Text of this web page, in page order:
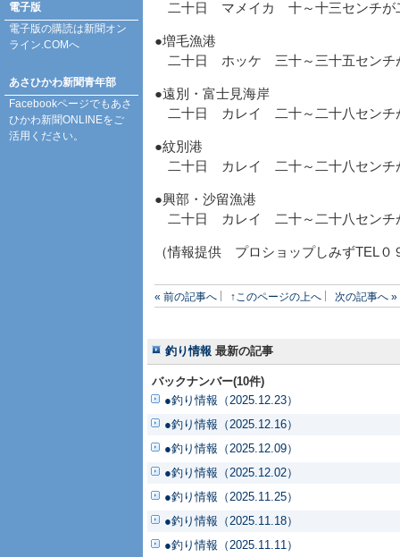
二十日 マメイカ 十～十三センチが
●増毛漁港
二十日 ホッケ 三十～三十五センチ
●遠別・富士見海岸
二十日 カレイ 二十～二十八センチ
●紋別港
二十日 カレイ 二十～二十八セン
●興部・沙留漁港
二十日 カレイ 二十～二十八セ
（情報提供 プロショップしみずTEL
« 前の記事へ ↑このページの上へ 次の記事へ »
釣り情報 最新の記事
バックナンバー(10件)
●釣り情報（2025.12.23）
●釣り情報（2025.12.16）
●釣り情報（2025.12.09）
●釣り情報（2025.12.02）
●釣り情報（2025.11.25）
●釣り情報（2025.11.18）
●釣り情報（2025.11.11）
電子版
電子版の購読は新聞オン
ライン.COMへ
あさひかわ新聞青年部
Facebookページでもあさ
ひかわ新聞ONLINEをご
活用ください。